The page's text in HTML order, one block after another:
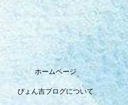
ホームページ
ぴょん吉ブログについて